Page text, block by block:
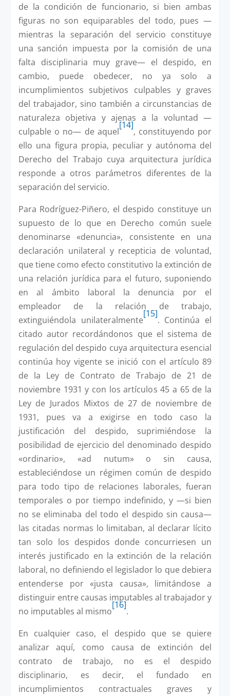
de la condición de funcionario, si bien ambas
figuras no son equiparables del todo, pues —
mientras la separación del servicio constituye
una sanción impuesta por la comisión de una
falta disciplinaria muy grave— el despido, en
cambio, puede obedecer, no ya solo a
incumplimientos subjetivos culpables y graves
del trabajador, sino también a circunstancias de
naturaleza objetiva y ajenas a la voluntad —
culpable o no— de aquel
[14]
, constituyendo por
ello una figura propia, peculiar y autónoma del
Derecho del Trabajo cuya arquitectura jurídica
responde a otros parámetros diferentes de la
separación del servicio.
Para Rodríguez-Piñero, el despido constituye un
supuesto de lo que en Derecho común suele
denominarse «denuncia», consistente en una
declaración unilateral y recepticia de voluntad,
que tiene como efecto constitutivo la extinción de
una relación jurídica para el futuro, suponiendo
en al ámbito laboral la denuncia por el
empleador de la relación de trabajo,
extinguiéndola unilateralmente
[15]
. Continúa el
citado autor recordándonos que el sistema de
regulación del despido cuya arquitectura esencial
continúa hoy vigente se inició con el artículo 89
de la Ley de Contrato de Trabajo de 21 de
noviembre 1931 y con los artículos 45 a 65 de la
Ley de Jurados Mixtos de 27 de noviembre de
1931, pues va a exigirse en todo caso la
justificación del despido, suprimiéndose la
posibilidad de ejercicio del denominado despido
«ordinario», «ad nutum» o sin causa,
estableciéndose un régimen común de despido
para todo tipo de relaciones laborales, fueran
temporales o por tiempo indefinido, y —si bien
no se eliminaba del todo el despido sin causa—
las citadas normas lo limitaban, al declarar lícito
tan solo los despidos donde concurriesen un
interés justificado en la extinción de la relación
laboral, no definiendo el legislador lo que debiera
entenderse por «justa causa», limitándose a
distinguir entre causas imputables al trabajador y
no imputables al mismo
[16]
.
En cualquier caso, el despido que se quiere
analizar aquí, como causa de extinción del
contrato de trabajo, no es el despido
disciplinario, es decir, el fundado en
incumplimientos contractuales graves y